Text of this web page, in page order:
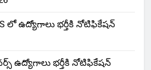
ఉద్యోగాలు భర్తీకి నోటిఫికేషన్
ఉద్యోగాలు భర్తీకి నోటిఫికేషన్